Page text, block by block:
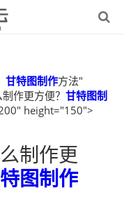
甘特图制作方法"
作更方便？ 甘特图制
height="150">
制作更
图制作